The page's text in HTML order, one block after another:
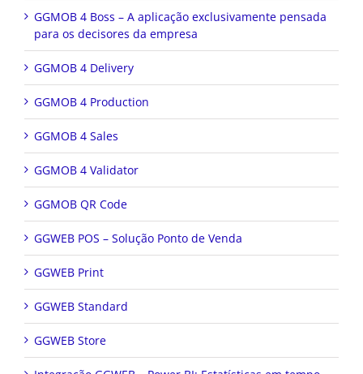
GGMOB 4 Boss – A aplicação exclusivamente pensada
para os decisores da empresa
GGMOB 4 Delivery
GGMOB 4 Production
GGMOB 4 Sales
GGMOB 4 Validator
GGMOB QR Code
GGWEB POS – Solução Ponto de Venda
GGWEB Print
GGWEB Standard
GGWEB Store